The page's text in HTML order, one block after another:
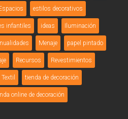
estilos decorativos
infantiles ideas Iluminación
Menaje papel pintado
Recursos Revestimientos
Textil tienda de decoración
online de decoración